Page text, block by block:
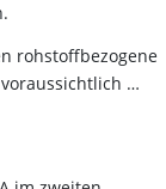
rohstoffbezogene
…